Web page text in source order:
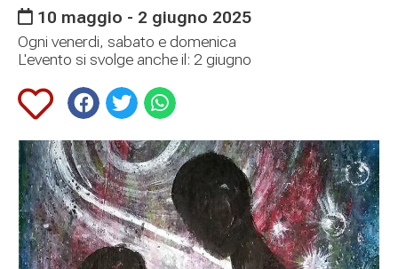
10 maggio - 2 giugno 2025
Ogni venerdi, sabato e domenica
L'evento si svolge anche il: 2 giugno